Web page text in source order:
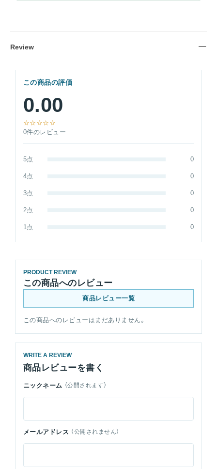
Review
この商品の評価
0.00
☆☆☆☆☆
0件のレビュー
5点 0
4点 0
3点 0
2点 0
1点 0
PRODUCT REVIEW
この商品へのレビュー
商品レビュー一覧
この商品へのレビューはまだありません。
WRITE A REVIEW
商品レビューを書く
ニックネーム （公開されます）
メールアドレス （公開されません）